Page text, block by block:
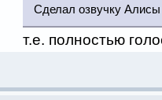
Сделал озвучку
т.е. полностью